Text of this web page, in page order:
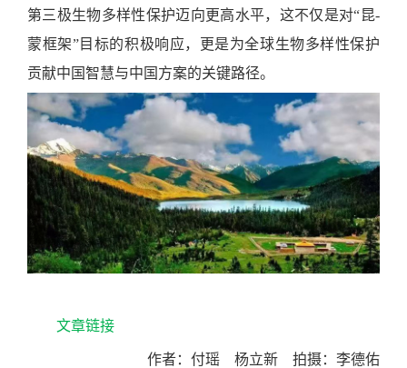
第三极生物多样性保护迈向更高水平，这不仅是对“昆-
蒙框架”目标的积极响应，更是为全球生物多样性保护
贡献中国智慧与中国方案的关键路径。
文章链接
作者：付瑶 杨立新 拍摄：李德佑